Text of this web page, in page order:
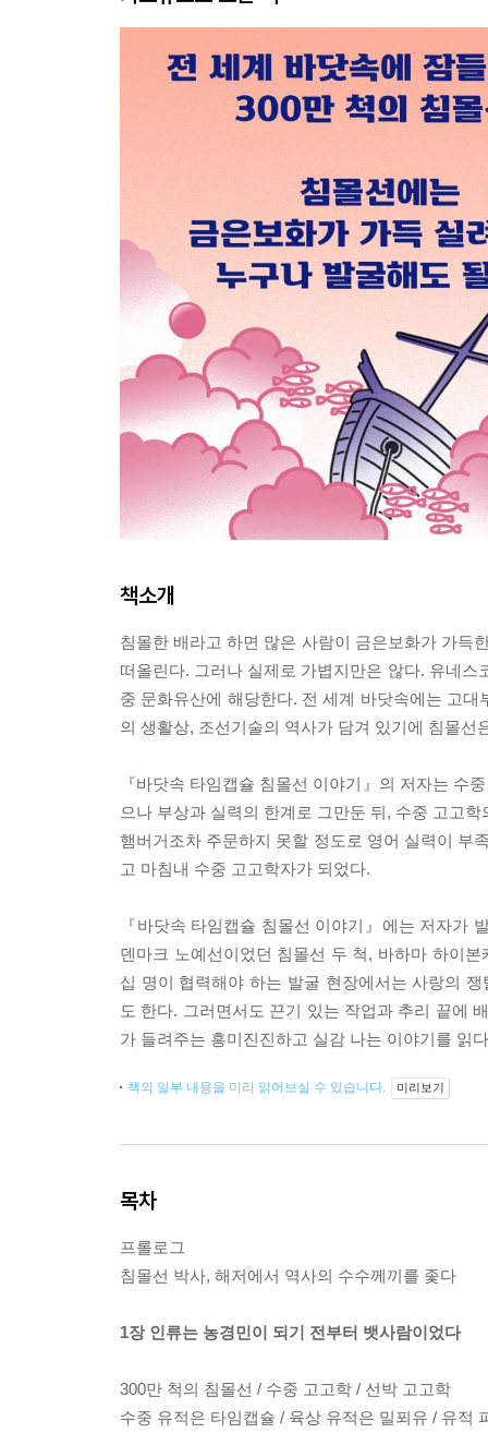
책소개
침몰한 배라고 하면 많은 사람이 금은보화가 가득
떠올린다. 그러나 실제로 가볍지만은 않다. 유네
중 문화유산에 해당한다. 전 세계 바닷속에는 고
의 생활상, 조선기술의 역사가 담겨 있기에 침몰선
『바닷속 타임캡슐 침몰선 이야기』의 저자는 수
으나 부상과 실력의 한계로 그만둔 뒤, 수중 고고
햄버거조차 주문하지 못할 정도로 영어 실력이 부
고 마침내 수중 고고학자가 되었다.
『바닷속 타임캡슐 침몰선 이야기』에는 저자가
덴마크 노예선이었던 침몰선 두 척, 바하마 하이
십 명이 협력해야 하는 발굴 현장에서는 사랑의
도 한다. 그러면서도 끈기 있는 작업과 추리 끝에
가 들려주는 흥미진진하고 실감 나는 이야기를 읽
책의 일부 내용을 미리 읽어보실 수 있습니다. 미리보기
목차
프롤로그
침몰선 박사, 해저에서 역사의 수수께끼를 좇다
1장 인류는 농경민이 되기 전부터 뱃사람이었다
300만 척의 침몰선 / 수중 고고학 / 선박 고고학
수중 유적은 타임캡슐 / 육상 유적은 밀푀유 / 유적